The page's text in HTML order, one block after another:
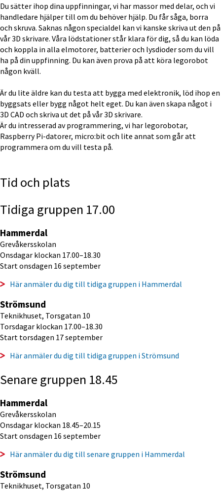
Du sätter ihop dina uppfinningar, vi har massor med delar, och vi
handledare hjälper till om du behöver hjälp. Du får såga, borra
och skruva. Saknas någon specialdel kan vi kanske skriva ut den på
vår 3D skrivare. Våra lödstationer står klara för dig, så du kan löda
och koppla in alla elmotorer, batterier och lysdioder som du vill
ha på din uppfinning. Du kan även prova på att köra legorobot
någon kväll.
Är du lite äldre kan du testa att bygga med elektronik, löd ihop en
byggsats eller bygg något helt eget. Du kan även skapa något i
3D CAD och skriva ut det på vår 3D skrivare.
Är du intresserad av programmering, vi har legorobotar,
Raspberry Pi-datorer, micro:bit och lite annat som går att
programmera om du vill testa på.
Tid och plats
Tidiga gruppen 17.00
Hammerdal
Grevåkersskolan
Onsdagar klockan 17.00–18.30
Start onsdagen 16 september
Här anmäler du dig till tidiga gruppen i Hammerdal
Strömsund
Teknikhuset, Torsgatan 10
Torsdagar klockan 17.00–18.30
Start torsdagen 17 september
Här anmäler du dig till tidiga gruppen i Strömsund
Senare gruppen 18.45
Hammerdal
Grevåkersskolan
Onsdagar klockan 18.45–20.15
Start onsdagen 16 september
Här anmäler du dig till senare gruppen i Hammerdal
Strömsund
Teknikhuset, Torsgatan 10